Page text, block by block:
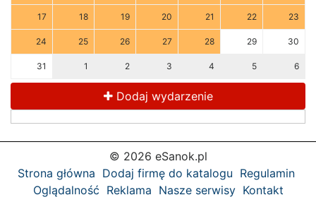
17 18 19 20 21 22 23
24 25 26 27 28 29 30
31 1 2 3 4 5 6
Dodaj wydarzenie
© 2026 eSanok.pl
Strona główna Dodaj firmę do katalogu Regulamin
Oglądalność Reklama Nasze serwisy Kontakt